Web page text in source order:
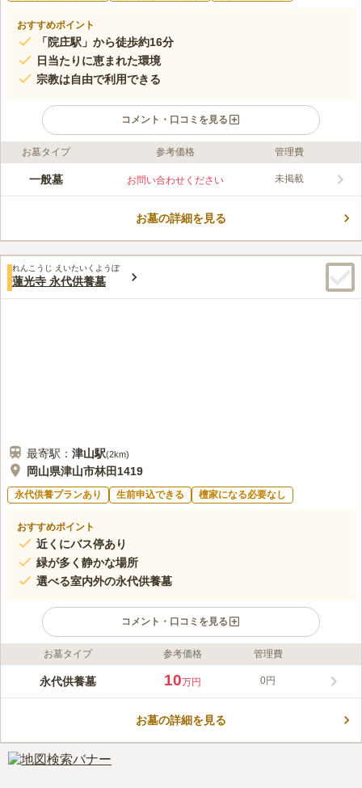
おすすめポイント
「院庄駅」から徒歩約16分
日当たりに恵まれた環境
宗教は自由で利用できる
コメント・口コミを見る
ライフドット編集部のコメント
いつでも日当たり抜群の全区画南向きの墓地で、墓地内は暖かい
で、故人も安らかに眠ることができる環境です。宗教に縛られる
心です。
口コミ評価
この霊園はまだ誰からも評価されていません。
お墓タイプ 参考価格 管理費
一般墓 お問い合わせください 未掲載
お墓の詳細を見る
れんこうじ えいたいくようぼ
蓮光寺 永代供養墓
最寄駅： 津山駅(2km)
岡山県津山市林田1419
永代供養プランあり 生前申込できる 檀家になる必要なし
おすすめポイント
近くにバス停あり
緑が多く静かな場所
選べる室内外の永代供養墓
コメント・口コミを見る
ライフドット編集部のコメント
城下町津山の面影が残る、風情ある町並みが印象的な立地です。
はロッカータイプの永代供養墓があり、さらに墓地の高台には供
いのが特徴です。
口コミ評価
お墓タイプ 参考価格 管理費
永代供養墓 10万円 0円
お墓の詳細を見る